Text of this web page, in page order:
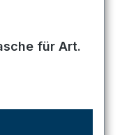
von 5 von 5 Sternen
für Art.